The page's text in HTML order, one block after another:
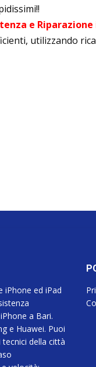
e Riparazione
utilizzando
iPhone ed iPad
a Bari.
e Huawei. Puoi
della città